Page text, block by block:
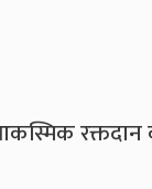
आकस्मिक